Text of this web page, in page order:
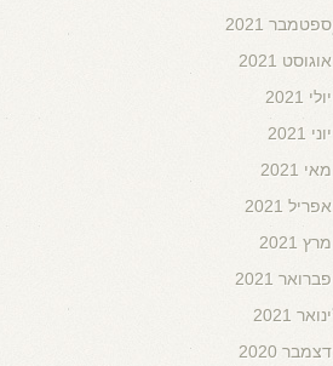
ספטמבר 2021
אוגוסט 2021
יולי 2021
יוני 2021
מאי 2021
אפריל 2021
מרץ 2021
פברואר 2021
ינואר 2021
דצמבר 2020